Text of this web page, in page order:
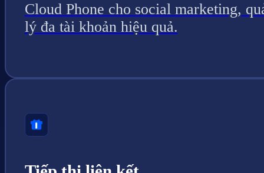
Cloud Phone cho social marketing,
lý đa tài khoản hiệu quả.